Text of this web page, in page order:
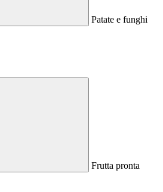
Patate e funghi
Frutta pronta